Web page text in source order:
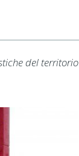
del territorio